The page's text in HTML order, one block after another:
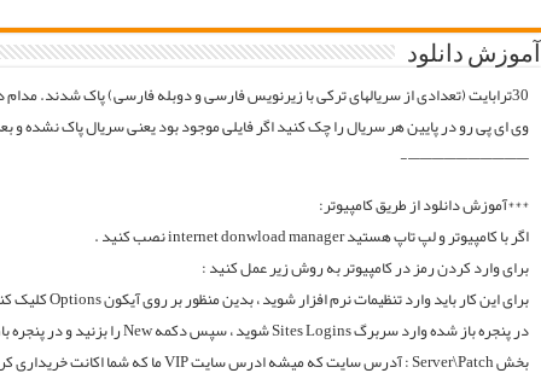
فایلارو گیر آوردیم دوباره آپلود میکنیم. قبل از خرید کردن اول فولدر سریال در سرور